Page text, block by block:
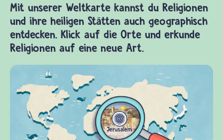
Mit unserer Weltkarte kannst du Religionen
und ihre heiligen Stätten auch geographisch
entdecken. Klick auf die Orte und erkunde
Religionen auf eine neue Art.